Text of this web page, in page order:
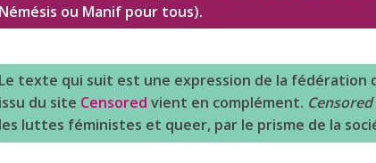
Némésis ou Manif pour tous).
Le texte qui suit est une expression de la fédération
issu du site Censored vient en complément. Censored
les luttes féministes et queer, par le prisme de la